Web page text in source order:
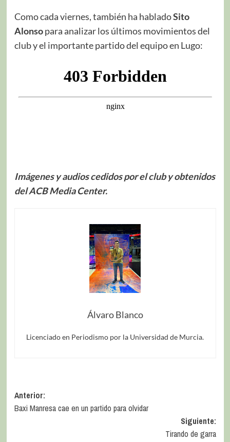
Como cada viernes, también ha habladoSito
Alonsopara analizar los últimos movimientos del
club y el importante partido del equipo en Lugo:
Imágenes y audios cedidos por el club y obtenidos
del ACB Media Center.
Álvaro Blanco
Licenciado en Periodismo por la Universidad de Murcia.
Anterior:
Baxi Manresa cae en un partido para olvidar
Siguiente:
Tirando de garra